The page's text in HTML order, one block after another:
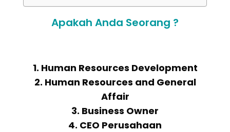
Apakah Anda Seorang ?
1. Human Resources Development
2. Human Resources and General
Affair
3. Business Owner
4. CEO Perusahaan